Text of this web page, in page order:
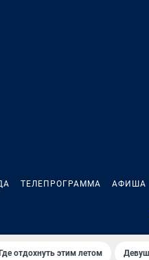
ТЕЛЕПРОГРАММА АФИША
Где отдохнуть этим летом